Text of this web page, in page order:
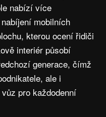
nabízí více
mobilních
kterou ocení řidiči
interiér působí
generace, čímž
ale i
pro každodenní